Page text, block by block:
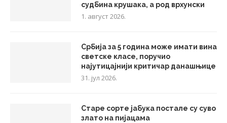
судбина крушака, а род врхунски
1. август 2026.
Србија за 5 година може имати вина
светске класе, поручио
најутицајнији критичар данашњице
31. јул 2026.
Старе сорте јабука постале су суво
злато на пијацама